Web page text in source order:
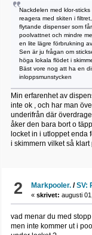
Nackdelen med klor-
reagera med skiten i
flytande dispenser som
poolvattnet och mindre
en lite lägre förbrukning
Sen är ju frågan om
höga lokala flödet i
Bäst vore nog att ha en
inloppsmunstycken
Min erfarenhet av
inte ok , och har man
underifrån där
åker den bara bort o
locket in i utloppet enda
i skimmern vilket så
2 Markpooler. /SV:
«skrivet: augusti
vad menar du med
men inte kommer ut i